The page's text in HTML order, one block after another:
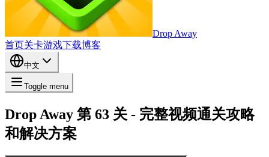
Drop Away
首页关卡游戏下载博客
中文
Toggle menu
Drop Away 第 63 关 - 完整视频通关攻略
和解决方案